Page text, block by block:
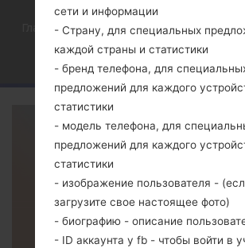
Главная →Новости →Samsung
быть доступен в Индии в
сети и информации
- Страну, для специальных
каждой страны и статистики
- бренд телефона, для
предложений для каждого
статистики
- модель телефона, для
предложений для каждого
статистики
- изображение пользователя -
загрузите свое настоящее фото)
- биографию - описание
- ID аккаунта у fb - чтобы войти в